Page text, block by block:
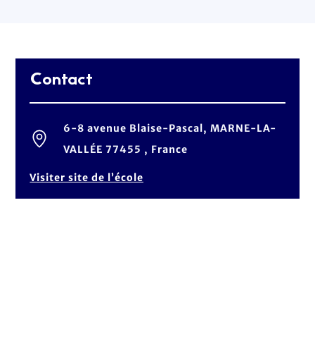
Contact
6-8 avenue Blaise-Pascal, MARNE-LA-
VALLÉE 77455 , France
Visiter site de l’école